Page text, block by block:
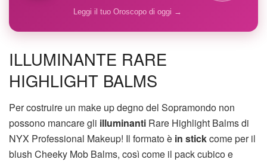
Leggi il tuo Oroscopo di oggi →
ILLUMINANTE RARE
HIGHLIGHT BALMS
Per costruire un make up degno del Sopramondo non
possono mancare gli illuminanti Rare Highlight Balms di
NYX Professional Makeup! Il formato è in stickcome per il
blush Cheeky Mob Balms, così come il pack cubico e